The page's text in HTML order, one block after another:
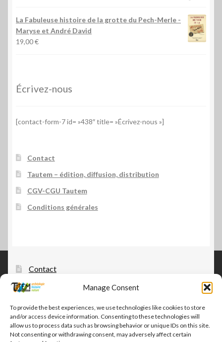
Manage Consent
To provide the best experiences, we use technologies like cookies to store
and/or access device information. Consenting to these technologies will
allow us to process data such as browsing behavior or unique IDs on this site.
Not consenting or withdrawing consent, may adversely affect certain
La Fabuleuse histoire de la grotte du Pech-Merle -
Maryse et André David
19,00€
Écrivez-nous
[contact-form-7 id= »438″ title= »Écrivez-nous »]
Contact
Tautem – édition, diffusion, distribution
CGV-CGU Tautem
Conditions générales
Contact
Tautem – édition, diffusion, distribution
CGV-CGU Tautem
Conditions générales